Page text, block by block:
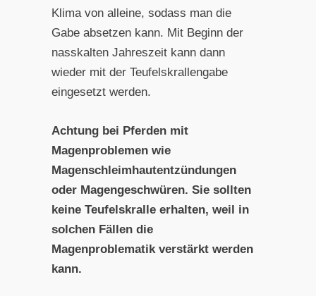
Klima von alleine, sodass man die
Gabe absetzen kann. Mit Beginn der
nasskalten Jahreszeit kann dann
wieder mit der Teufelskrallengabe
eingesetzt werden.
Achtung bei Pferden mit
Magenproblemen wie
Magenschleimhautentzündungen
oder Magengeschwüren. Sie sollten
keine Teufelskralle erhalten, weil in
solchen Fällen die
Magenproblematik verstärkt werden
kann.